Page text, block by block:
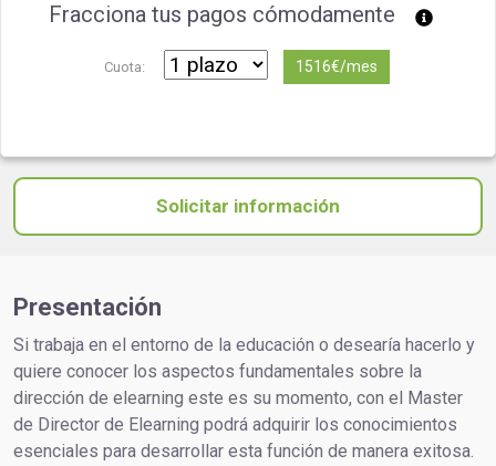
Fracciona tus pagos cómodamente
Cuota: 1516€/mes
Solicitar información
Presentación
Si trabaja en el entorno de la educación o desearía hacerlo y
quiere conocer los aspectos fundamentales sobre la
dirección de elearning este es su momento, con el Master
de Director de Elearning podrá adquirir los conocimientos
esenciales para desarrollar esta función de manera exitosa.